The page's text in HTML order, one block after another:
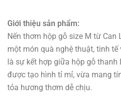
Giới thiệu sản phẩm:
Nến thơm hộp gỗ size M từ
một món quà nghệ thuật, tinh
là sự kết hợp giữa hộp gỗ
được tạo hình tỉ mỉ, vừa mang
tỏa hương thơm dễ chịu.